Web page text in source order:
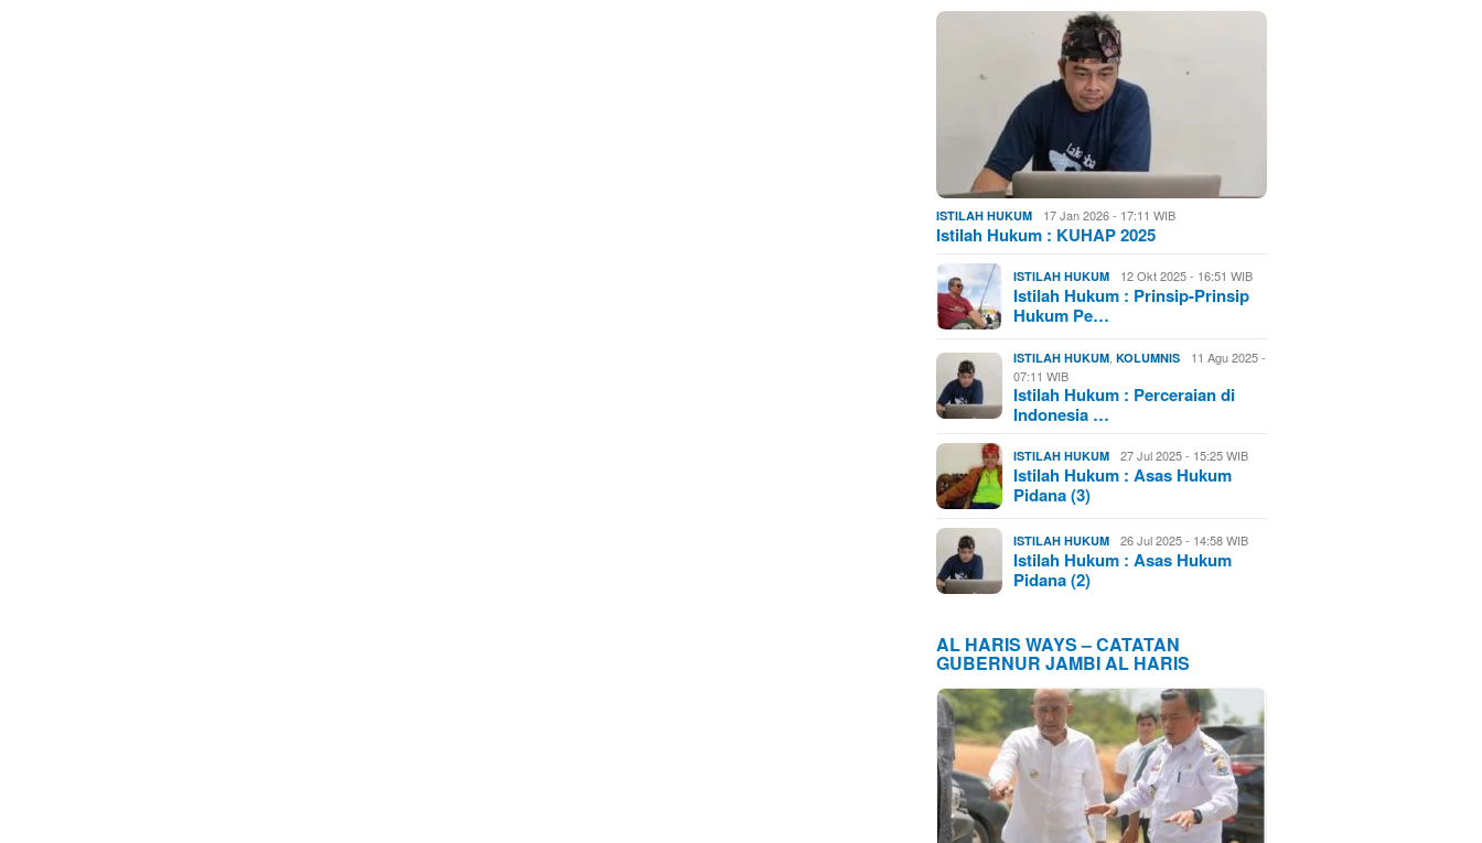
ISTILAH HUKUM 17 Jan 2026 - 17:11 WIB
Istilah Hukum : KUHAP 2025
ISTILAH HUKUM 12 Okt 2025 - 16:51 WIB
Istilah Hukum : Prinsip-Prinsip
Hukum Pe…
ISTILAH HUKUM ,KOLUMNIS
11 Agu 2025 -
07:11 WIB
Istilah Hukum : Perceraian di
Indonesia …
ISTILAH HUKUM 27 Jul 2025 - 15:25 WIB
Istilah Hukum : Asas Hukum
Pidana (3)
ISTILAH HUKUM 26 Jul 2025 - 14:58 WIB
Istilah Hukum : Asas Hukum
Pidana (2)
AL HARIS WAYS – CATATAN
GUBERNUR JAMBI AL HARIS